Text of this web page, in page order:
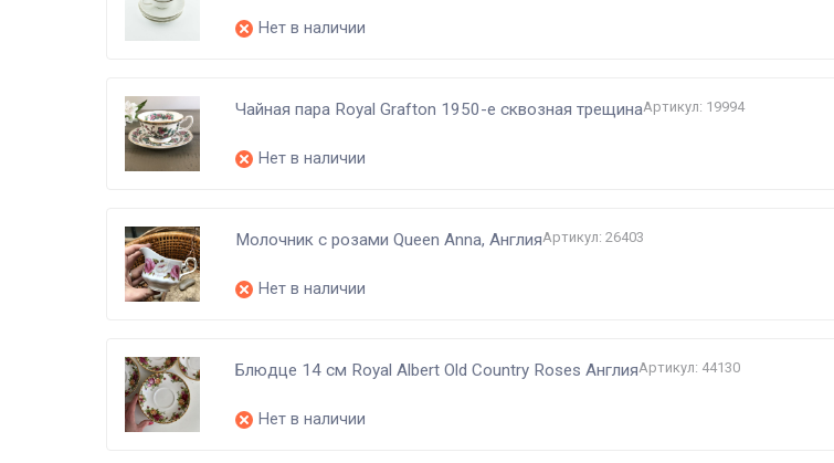
Нет в наличии
Чайная пара Royal Grafton 1950-е сквозная трещинаАртикул: 19994
Нет в наличии
Молочник с розами Queen Anna, АнглияАртикул: 26403
Нет в наличии
Блюдце 14 см Royal Albert Old Country Roses АнглияАртикул: 44130
Нет в наличии